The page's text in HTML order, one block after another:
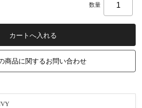
数量
商品に関するお問い合わせ